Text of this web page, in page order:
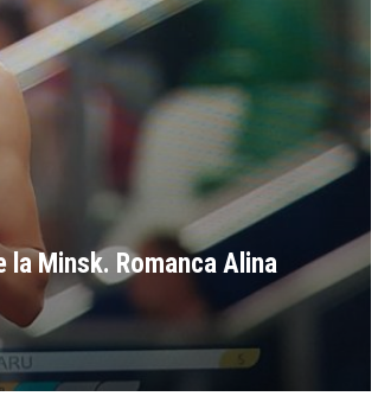
Minsk. Romanca Alina